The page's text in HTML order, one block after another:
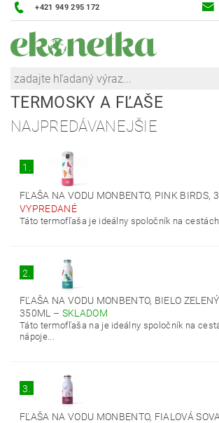
+421 949 295 172
TERMOSKY A FĽAŠE
NAJPREDÁVANEJŠIE
1.
FĽAŠA NA VODU MONBENTO, PINK BIRDS,
VYPREDANÉ
Táto termofľaša je ideálny spoločník na
2.
FĽAŠA NA VODU MONBENTO, BIELO
350ML – SKLADOM
Táto termofľaša na je ideálny spoločník na
nápoje...
3.
FĽAŠA NA VODU MONBENTO, FIALOVÁ